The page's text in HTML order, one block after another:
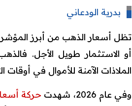
بدرية الودعاني
تظل أسعار الذهب من أبرز
أو الاستثمار طويل الأجل.
الملاذات الآمنة للأموال في
وفي عام 2026، شهدت حركة